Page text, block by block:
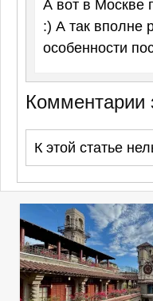
А вот в Москве
:) А так вполне
особенности
Комментарии
К этой статье